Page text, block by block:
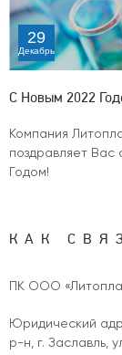
29
Декабрь
С Новым 2022
Компания
поздравляет Вас
Годом!
КАК
ПК ООО
Юридический
р-н, г. Заславль,